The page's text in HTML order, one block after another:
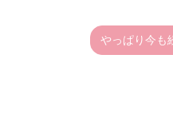
やっぱり今も